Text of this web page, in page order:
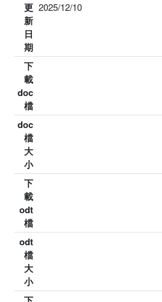
更
新
日
期
2025/12/10
下
載
doc
檔
doc
檔
大
小
下
載
odt
檔
odt
檔
大
小